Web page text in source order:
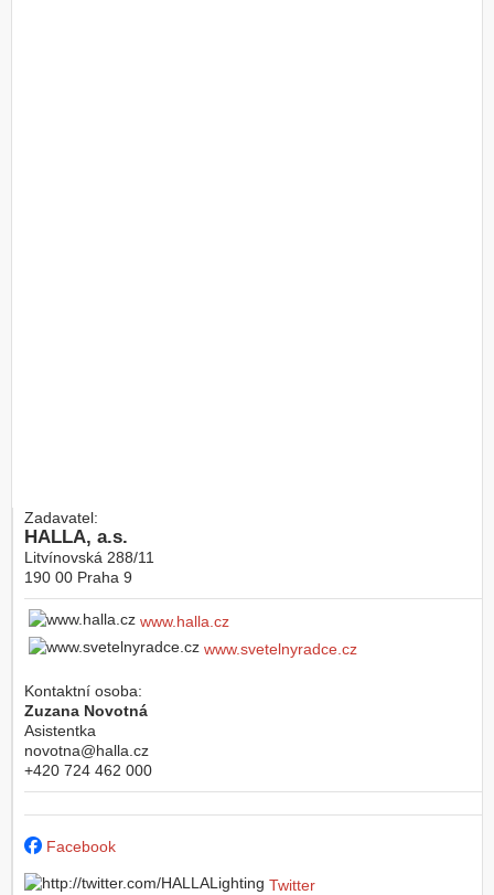
Zadavatel:
HALLA, a.s.
Litvínovská 288/11
190 00 Praha 9
www.halla.cz
www.svetelnyradce.cz
Kontaktní osoba:
Zuzana Novotná
Asistentka
novotna@halla.cz
+420 724 462 000
Facebook
Twitter